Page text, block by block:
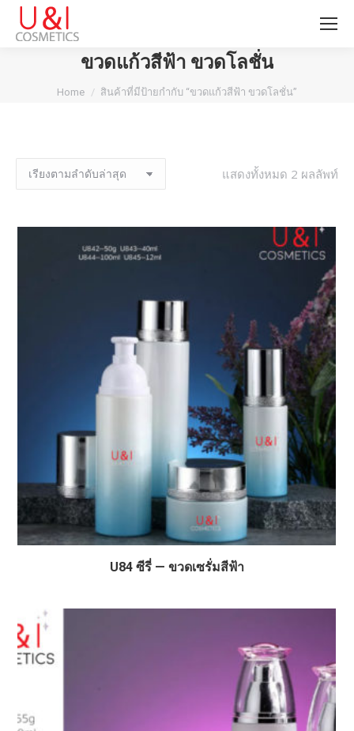
ขวดแก้วสีฟ้า ขวดโลชั่น
You are here:
Home สินค้าที่มีป้ายกำกับ “ขวดแก้วสีฟ้า ขวดโลชั่น”
แสดงทั้งหมด 2 ผลลัพท์
U84 ซีรี่ — ขวดเซรั่มสีฟ้า